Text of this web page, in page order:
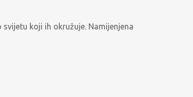
koji ih okružuje. Namijenjena